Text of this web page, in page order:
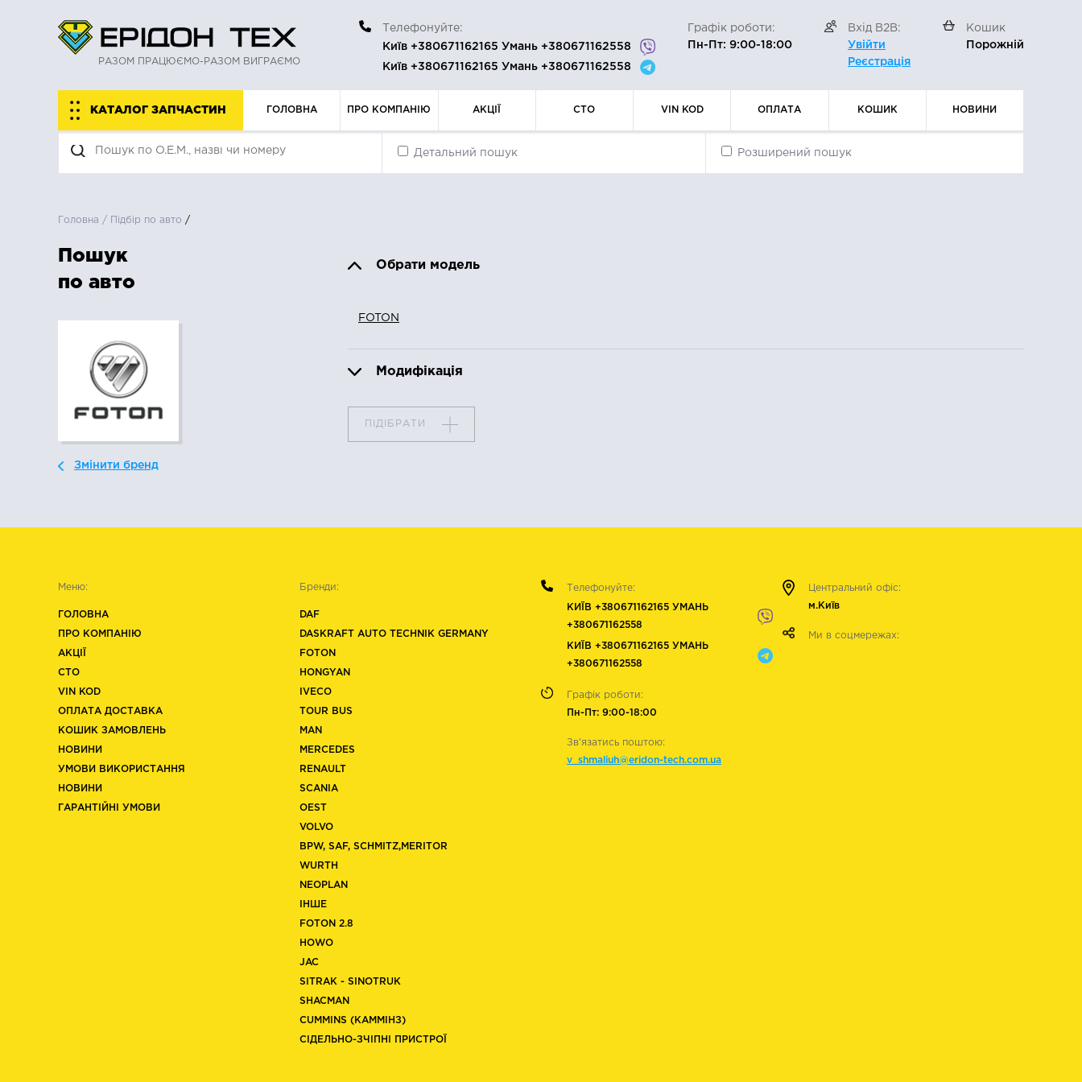
РАЗОМ ПРАЦЮЄМО-РАЗОМ ВИГРАЄМО
Кошик
Порожній
Вхід В2В:
Увійти
Реєстрація
Графік роботи:
Пн-Пт: 9:00-18:00
Телефонуйте:
Київ +380671162165 Умань +380671162558
Київ +380671162165 Умань +380671162558
КАТАЛОГ ЗАПЧАСТИН ГОЛОВНА ПРО КОМПАНІЮ АКЦІЇ СТО VIN KOD ОПЛАТА
ДОСТАВКА
КОШИК
ЗАМОВЛЕНЬ
НОВИНИ
Детальний пошук Розширений пошук
Головна / Підбір по авто /
Пошук
по авто
Змінити бренд
Обрати модель
FOTON
Модифікація
ПІДІБРАТИ
Меню:
ГОЛОВНА
ПРО КОМПАНІЮ
АКЦІЇ
СТО
VIN KOD
ОПЛАТА ДОСТАВКА
КОШИК ЗАМОВЛЕНЬ
НОВИНИ
УМОВИ ВИКОРИСТАННЯ
НОВИНИ
ГАРАНТІЙНІ УМОВИ
Бренди:
DAF
DASKRAFT AUTO TECHNIK GERMANY
FOTON
HONGYAN
IVECO
TOUR BUS
MAN
MERCEDES
RENAULT
SCANIA
OEST
VOLVO
BPW, SAF, SCHMITZ,MERITOR
WURTH
NEOPLAN
ІНШЕ
FOTON 2.8
HOWO
JAC
SITRAK - SINOTRUK
SHACMAN
CUMMINS (КАММІНЗ)
СІДЕЛЬНО-ЗЧІПНІ ПРИСТРОЇ
Телефонуйте:
КИЇВ +380671162165 УМАНЬ
+380671162558
КИЇВ +380671162165 УМАНЬ
+380671162558
Графік роботи:
Пн-Пт: 9:00-18:00
Зв'язатись поштою:
v_shmaliuh@eridon-tech.com.ua
Центральний офіс:
м.Київ
Ми в соцмережах: